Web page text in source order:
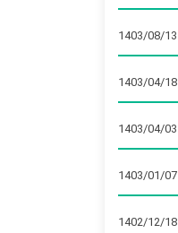
1403/08/13
1403/04/18
1403/04/03
1403/01/07
1402/12/18